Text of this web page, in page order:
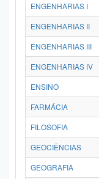
ENGENHARIAS I
ENGENHARIAS II
ENGENHARIAS III
ENGENHARIAS IV
ENSINO
FARMÁCIA
FILOSOFIA
GEOCIÊNCIAS
GEOGRAFIA